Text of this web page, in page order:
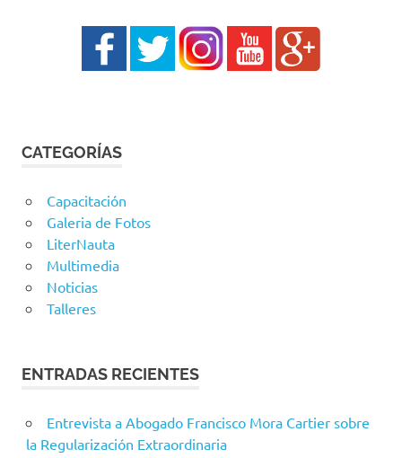
CATEGORÍAS
Capacitación
Galeria de Fotos
LiterNauta
Multimedia
Noticias
Talleres
ENTRADAS RECIENTES
Entrevista a Abogado Francisco Mora Cartier sobre
la Regularización Extraordinaria